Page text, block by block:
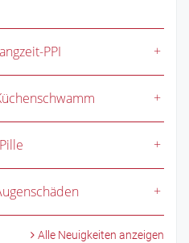
PPI
Alle Neuigkeiten anzeigen